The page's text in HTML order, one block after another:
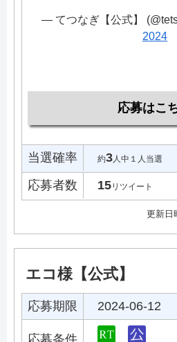
— てつなぎ【公式】
2024
応募はこ
当選確率 約3 人中１人当選
応募者数 15リツイート
更新日
エコ様【公式】
応募期限 2024-06-12
応募条件